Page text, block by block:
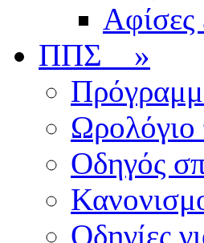
ΠΠΣ »
Οδηγός
Οδηγίες